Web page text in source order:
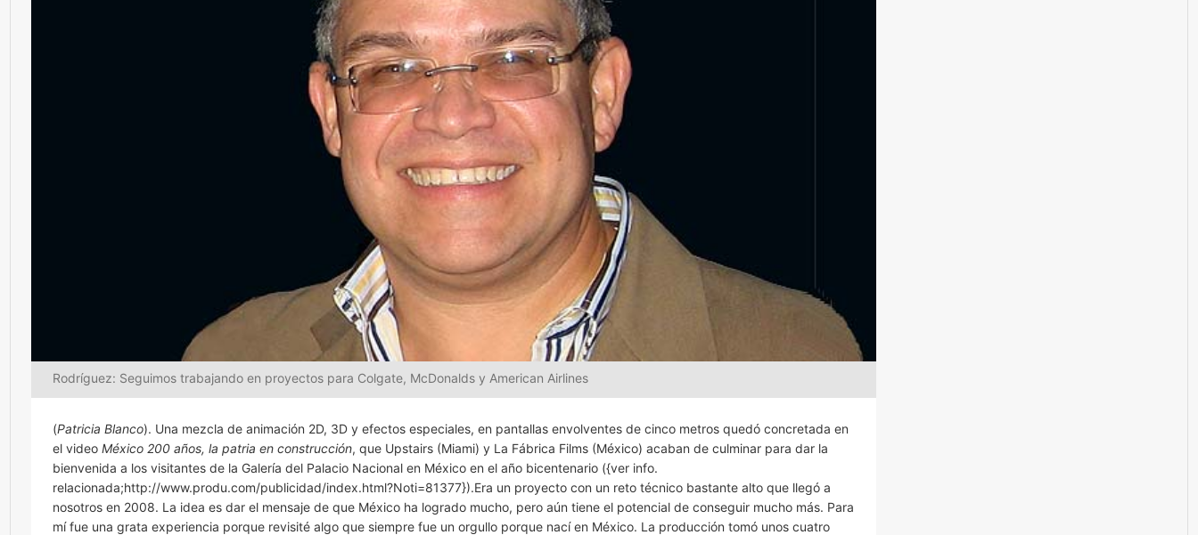
Rodríguez: Seguimos trabajando en proyectos para Colgate, McDonalds y American Airlines
(Patricia Blanco). Una mezcla de animación 2D, 3D y efectos especiales, en pantallas envolventes de cinco metros quedó concretada en
el video México 200 años, la patria en construcción, que Upstairs (Miami) y La Fábrica Films (México) acaban de culminar para dar la
bienvenida a los visitantes de la Galería del Palacio Nacional en México en el año bicentenario ({ver info.
relacionada;http://www.produ.com/publicidad/index.html?Noti=81377}).Era un proyecto con un reto técnico bastante alto que llegó a
nosotros en 2008. La idea es dar el mensaje de que México ha logrado mucho, pero aún tiene el potencial de conseguir mucho más. Para
mí fue una grata experiencia porque revisité algo que siempre fue un orgullo porque nací en México. La producción tomó unos cuatro